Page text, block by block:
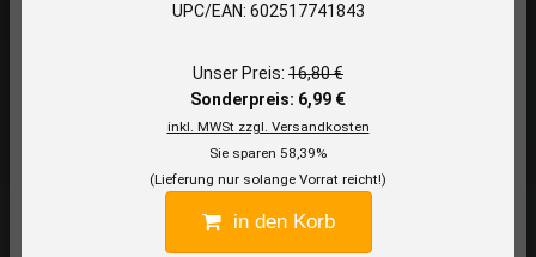
UPC/EAN: 602517741843
Unser Preis: 16,80 €
Sonderpreis: 6,99 €
inkl. MWSt zzgl. Versandkosten
Sie sparen 58,39%
(Lieferung nur solange Vorrat reicht!)
in den Korb